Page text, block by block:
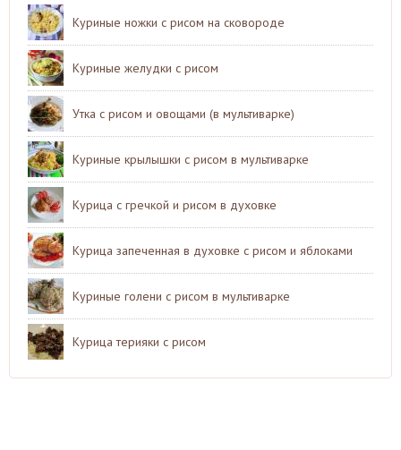
Куриные ножки с рисом на сковороде
Куриные желудки с рисом
Утка с рисом и овощами (в мультиварке)
Куриные крылышки с рисом в мультиварке
Курица с гречкой и рисом в духовке
Курица запеченная в духовке с рисом и яблоками
Куриные голени с рисом в мультиварке
Курица терияки с рисом